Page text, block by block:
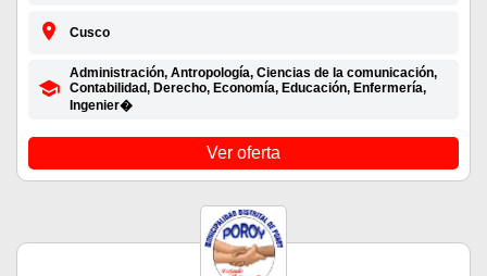
Cusco
Administración, Antropología, Ciencias de la comunicación,
Contabilidad, Derecho, Economía, Educación, Enfermería,
Ingenier�
Ver oferta